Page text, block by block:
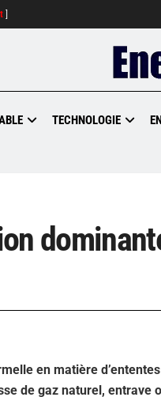
TECHNOLOGIE
en matière
de gaz naturel, entrave